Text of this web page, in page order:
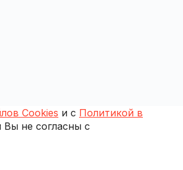
Cookies и с Политикой в
Вы не согласны с